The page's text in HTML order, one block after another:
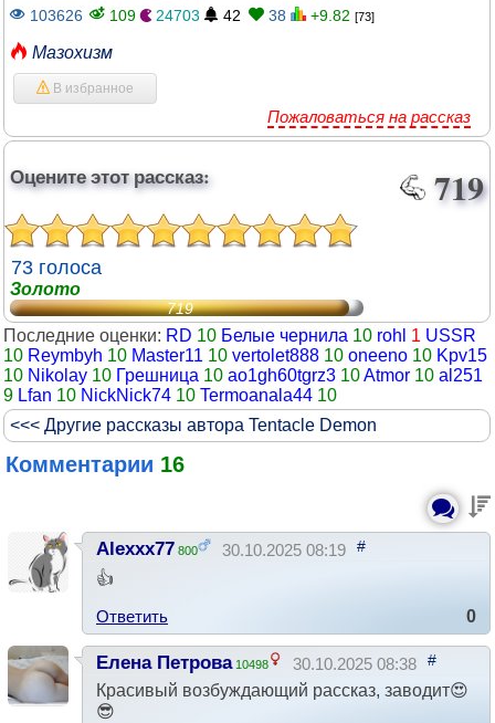
103626 109 24703 42 38 +9.82 [73]
Мазохизм
В избранное
Пожаловаться на рассказ
Оцените этот рассказ: 719
73 голоса
Золото
719
Последние оценки: RD 10 Белые чернила 10 rohl 1 USSR
10 Reymbyh 10 Master11 10 vertolet888 10 oneeno 10 Kpv15
10 Nikolay 10 Грешница 10 ao1gh60tgrz3 10Atmor 10 al251
9 Lfan 10 NickNick74 10 Termoanala44 10
<<< Другие рассказы автора Tentacle Demon
Комментарии 16
Alexxx77 800 30.10.2025 08:19 #
👍
Ответить
0
Елена Петрова 10498 30.10.2025 08:38 #
Красивый возбуждающий рассказ, заводит😍
😎